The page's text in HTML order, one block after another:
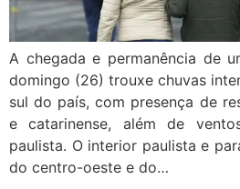
A chegada e permanência de
domingo (26) trouxe chuvas
sul do país, com presença de
e catarinense, além de
paulista. O interior paulista e
do centro-oeste e do…